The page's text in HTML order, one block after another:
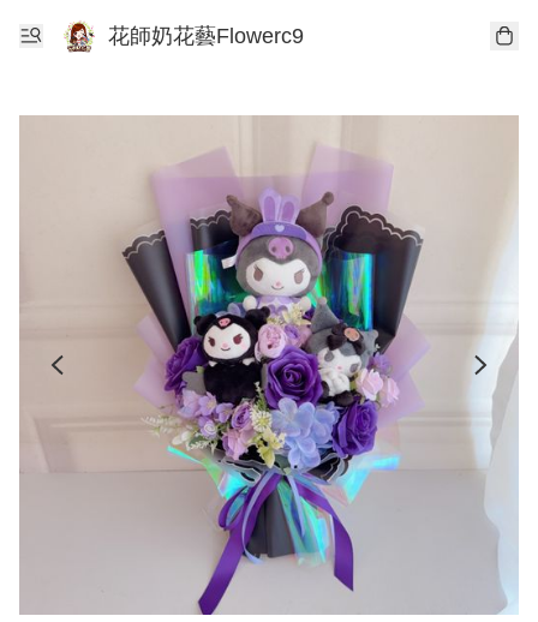
花師奶花藝Flowerc9